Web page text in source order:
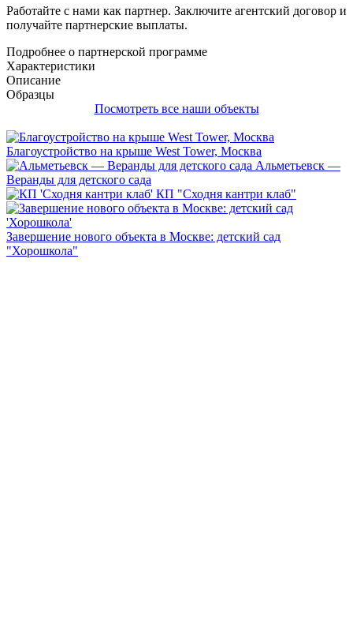
Работайте с нами как партнер. Заключите агентский договор и
получайте партнерские выплаты.
Подробнее о партнерской программе
Характеристики
Описание
Образцы
Посмотреть все наши объекты
Благоустройство на крыше West Tower, Москва
Альметьевск —
Веранды для детского сада
КП "Сходня кантри клаб"
Завершение нового объекта в Москве: детский сад
"Хорошкола"